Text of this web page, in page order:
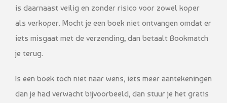
is daarnaast veilig en zonder risico voor zowel koper
als verkoper. Mocht je een boek niet ontvangen omdat er
iets misgaat met de verzending, dan betaalt Bookmatch
je terug.
Is een boek toch niet naar wens, iets meer aantekeningen
dan je had verwacht bijvoorbeeld, dan stuur je het gratis